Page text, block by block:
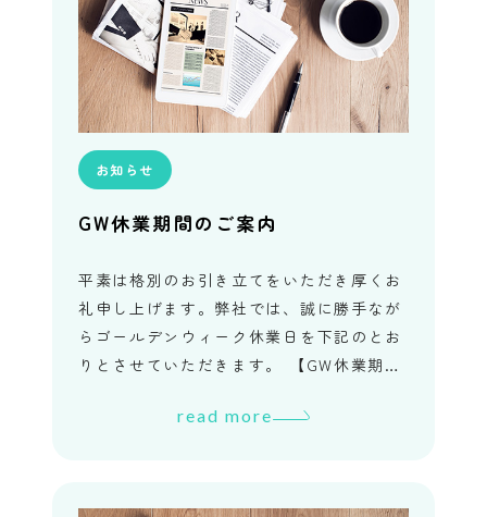
お知らせ
GW休業期間のご案内
平素は格別のお引き立てをいただき厚くお
礼申し上げます。弊社では、誠に勝手なが
らゴールデンウィーク休業日を下記のとお
りとさせていただきます。 【GW休業期
（水）※終日社内研 […]
read more